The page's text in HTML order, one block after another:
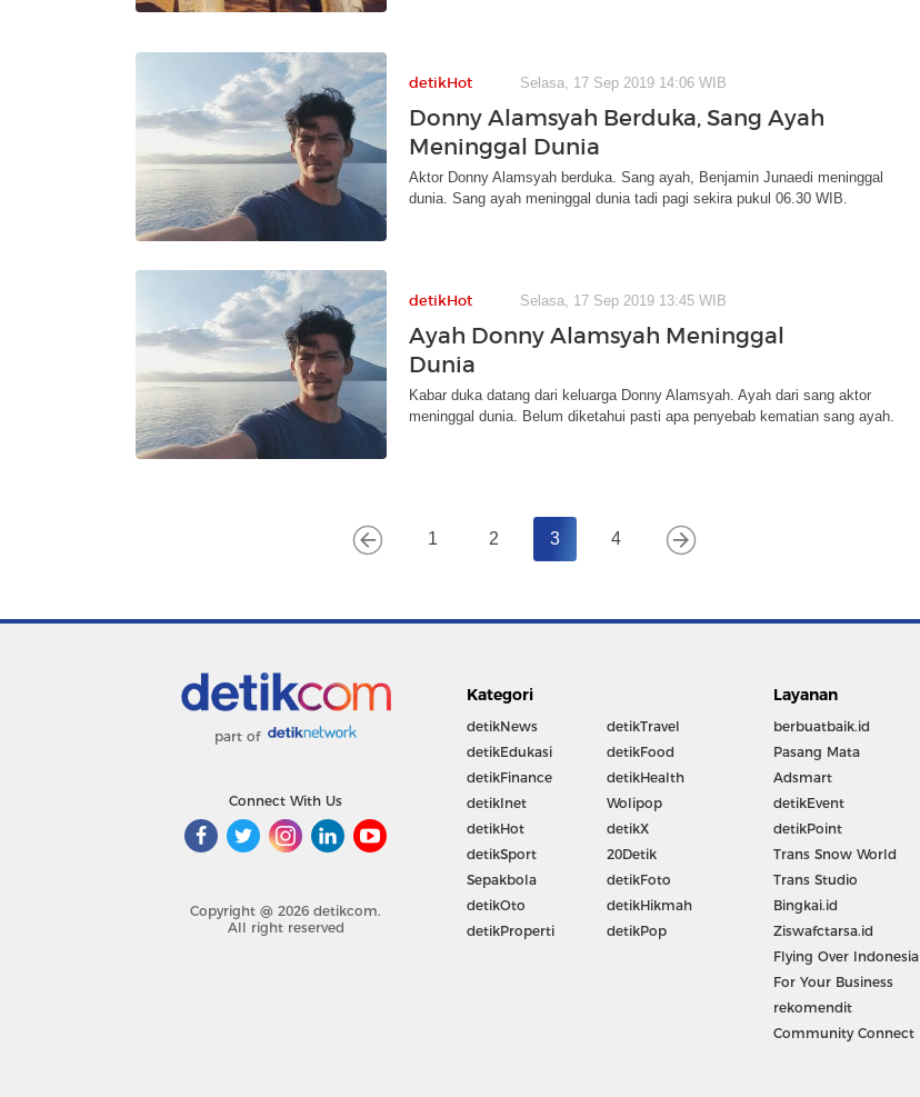
detikHot Selasa, 17 Sep 2019 14:06 WIB
Donny Alamsyah Berduka, Sang Ayah
Meninggal Dunia
Aktor Donny Alamsyah berduka. Sang ayah, Benjamin Junaedi meninggal
dunia. Sang ayah meninggal dunia tadi pagi sekira pukul 06.30 WIB.
detikHot Selasa, 17 Sep 2019 13:45 WIB
Ayah Donny Alamsyah Meninggal
Dunia
Kabar duka datang dari keluarga Donny Alamsyah. Ayah dari sang aktor
meninggal dunia. Belum diketahui pasti apa penyebab kematian sang ayah.
1 2 3 4
part of
Connect With Us
Copyright @ 2026 detikcom.
All right reserved
Kategori
detikNews
detikEdukasi
detikFinance
detikInet
detikHot
detikSport
Sepakbola
detikOto
detikProperti
detikTravel
detikFood
detikHealth
Wolipop
detikX
20Detik
detikFoto
detikHikmah
detikPop
Layanan
berbuatbaik.id
Pasang Mata
Adsmart
detikEvent
detikPoint
Trans Snow World
Trans Studio
Bingkai.id
Ziswafctarsa.id
Flying Over Indonesia
For Your Business
rekomendit
Community Connect